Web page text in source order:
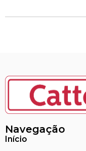
Navegação
Início